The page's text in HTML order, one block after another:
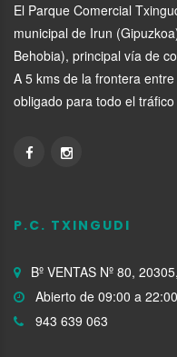
El Parque Comercial
municipal de Irun
Behobia), principal vía de
A 5 kms de la frontera
obligado para todo el
P.C. TXINGUDI
Bº VENTAS Nº 80,
Abierto de 09:00 a 22:00
943 639 063